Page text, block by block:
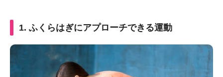
1. ふくらはぎにアプローチできる運動